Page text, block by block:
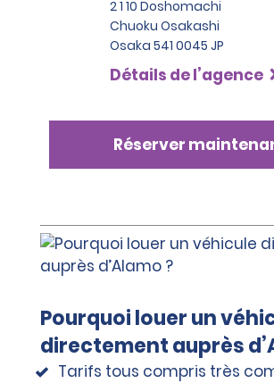
2 1 10 Doshomachi
Chuoku Osakashi
Osaka 541 0045 JP
Détails de l’agence
Réserver
Pourquoi louer un
directement auprès
Tarifs tous compris très